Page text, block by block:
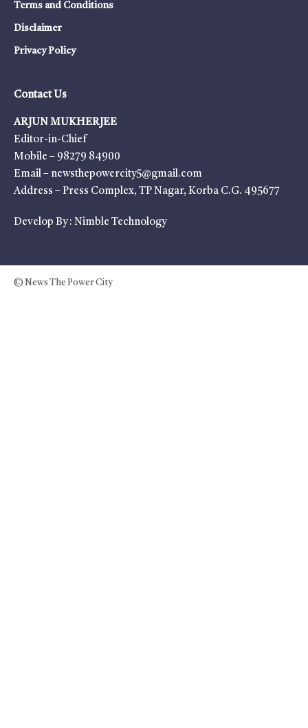
Terms and Conditions
Disclaimer
Privacy Policy
Contact Us
ARJUN MUKHERJEE
Editor-in-Chief
Mobile – 98279 84900
Email – newsthepowercity5@gmail.com
Address – Press Complex, TP Nagar, Korba C.G. 495677
Develop By : Nimble Technology
© News The Power City